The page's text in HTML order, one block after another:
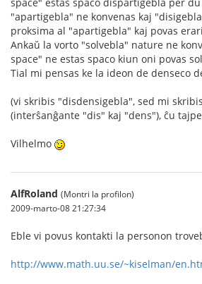
"apartigebla" ne konvenas kaj
proksima al "apartigebla" kaj povas
Ankaŭ la vorto "solvebla" nature ne
space" ne estas spaco kiun oni povas
Tial mi pensas ke la ideon de denseco
(vi skribis "disdensigebla", sed mi
(interŝanĝante "dis" kaj "dens"), ĉu
Vilhelmo
AlfRoland (Montri la profilon)
2009-marto-08 21:27:34
Eble vi povus kontakti la personon
http://www.math.uu.se/~kiselman/